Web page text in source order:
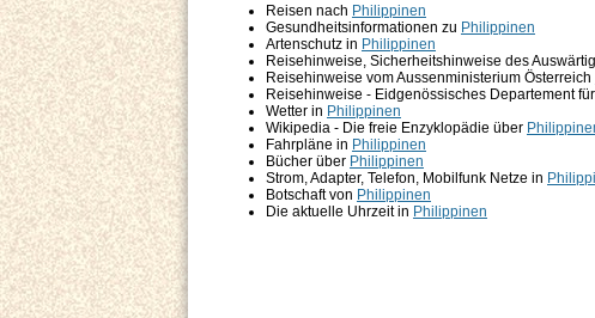
Reisen nach Philippinen
Gesundheitsinformationen zu Philippinen
Artenschutz in Philippinen
Reisehinweise, Sicherheitshinweise des
Reisehinweise vom Aussenministerium Österreich
Reisehinweise - Eidgenössisches Departement
Wetter in Philippinen
Wikipedia - Die freie Enzyklopädie über
Fahrpläne in Philippinen
Bücher über Philippinen
Strom, Adapter, Telefon, Mobilfunk Netze in
Botschaft von Philippinen
Die aktuelle Uhrzeit in Philippinen